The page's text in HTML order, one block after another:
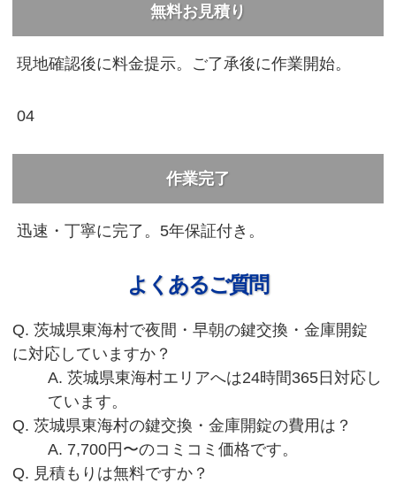
無料お見積り
現地確認後に料金提示。ご了承後に作業開始。
04
作業完了
迅速・丁寧に完了。5年保証付き。
よくあるご質問
Q. 茨城県東海村で夜間・早朝の鍵交換・金庫開錠
に対応していますか？
A. 茨城県東海村エリアへは24時間365日対応し
ています。
Q. 茨城県東海村の鍵交換・金庫開錠の費用は？
A. 7,700円〜のコミコミ価格です。
Q. 見積もりは無料ですか？